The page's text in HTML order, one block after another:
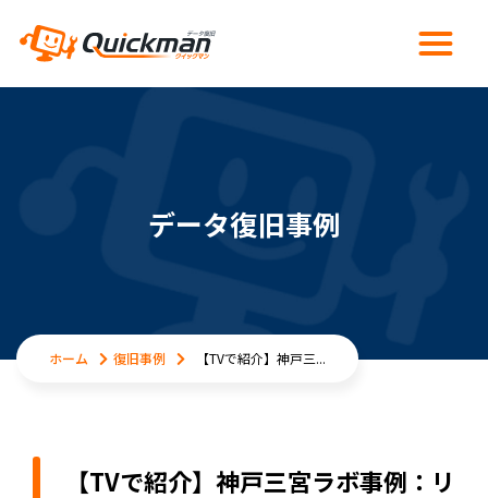
データ復旧事例
ホーム 復旧事例 【TVで紹介】神戸三...
【TVで紹介】神戸三宮ラボ事例：リ